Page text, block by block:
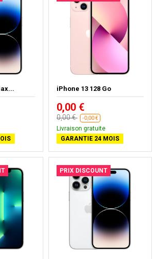
iPhone 13 128 Go
0,00 €
0,00 € -0,00 €
Livraison gratuite
GARANTIE 24 MOIS
PRIX DISCOUNT